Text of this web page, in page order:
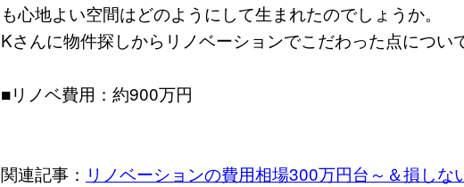
も心地よい空間はどのようにして生まれたのでしょうか。
Kさんに物件探しからリノベーションでこだわった点につい
■リノベ費用：約900万円
関連記事： リノベーションの費用相場300万円台～＆損しな